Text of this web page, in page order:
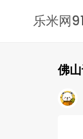
乐米网
佛